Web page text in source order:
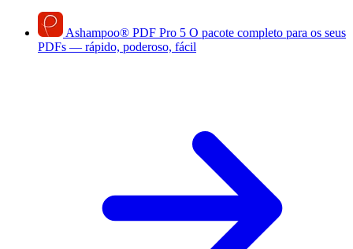
Ashampoo® PDF Pro 5 O pacote completo para os seus
PDFs — rápido, poderoso, fácil